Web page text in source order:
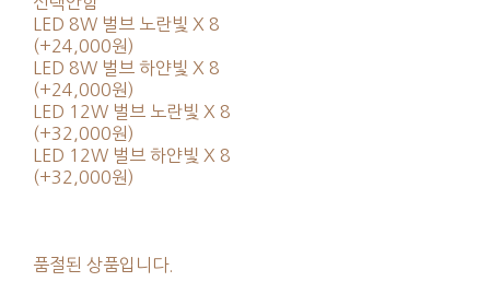
LED 8W 벌브 노란빛 X 8
(+24,000원)
LED 8W 벌브 하얀빛 X 8
(+24,000원)
LED 12W 벌브 노란빛 X 8
(+32,000원)
LED 12W 벌브 하얀빛 X 8
(+32,000원)
품절된 상품입니다.